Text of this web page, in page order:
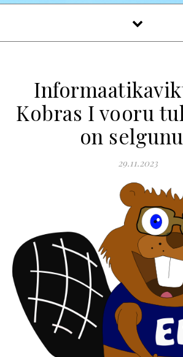
Kobras I vooru
on
29.11.2023